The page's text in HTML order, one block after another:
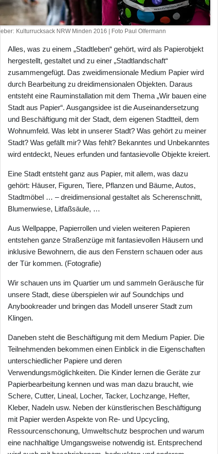
Kulturrucksack NRW Minden 2016 | Foto Paul Olfermann
Alles, was zu einem „Stadtleben“ gehört, wird als Papierobjekt
hergestellt, gestaltet und zu einer „Stadtlandschaft“
zusammengefügt. Das zweidimensionale Medium Papier wird
durch Bearbeitung zu dreidimensionalen Objekten. Daraus
entsteht eine Rauminstallation mit dem Thema „Wir bauen eine
Stadt aus Papier“. Ausgangsidee ist die Auseinandersetzung
und Beschäftigung mit der Stadt, dem eigenen Stadtteil, dem
Wohnumfeld. Was lebt in unserer Stadt? Was gehört zu meiner
Stadt? Was gefällt mir? Was fehlt? Bekanntes und Unbekanntes
wird entdeckt, Neues erfunden und fantasievolle Objekte kreiert.
Eine Stadt entsteht ganz aus Papier, mit allem, was dazu
gehört: Häuser, Figuren, Tiere, Pflanzen und Bäume, Autos,
Stadtmöbel … – dreidimensional gestaltet als Scherenschnitt,
Blumenwiese, Litfaßsäule, …
Aus Wellpappe, Papierrollen und vielen weiteren Papieren
entstehen ganze Straßenzüge mit fantasievollen Häusern und
inklusive Bewohnern, die aus den Fenstern schauen oder aus
der Tür kommen. (Fotografie)
Wir schauen uns im Quartier um und sammeln Geräusche für
unsere Stadt, diese überspielen wir auf Soundchips und
Anybookreader und bringen das Modell unserer Stadt zum
Klingen.
Daneben steht die Beschäftigung mit dem Medium Papier. Die
Teilnehmenden bekommen einen Einblick in die Eigenschaften
unterschiedlicher Papiere und deren
Verwendungsmöglichkeiten. Die Kinder lernen die Geräte zur
Papierbearbeitung kennen und was man dazu braucht, wie
Schere, Cutter, Lineal, Locher, Tacker, Lochzange, Hefter,
Kleber, Nadeln usw. Neben der künstlerischen Beschäftigung
mit Papier werden Aspekte von Re- und Upcycling,
Ressourcenschonung, Umweltschutz besprochen und warum
eine nachhaltige Umgangsweise notwendig ist. Entsprechend